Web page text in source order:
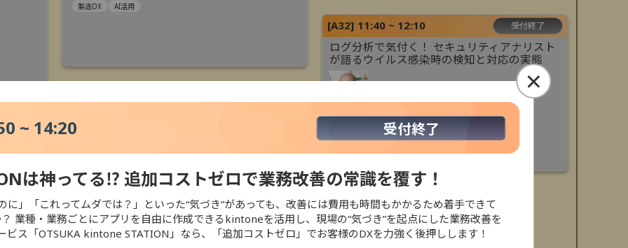
製造DX AI活用
[A32] 11:40 ~ 12:10 受付終了
ログ分析で気付く！ セキュリティアナリスト
が語るウイルス感染時の検知と対応の実態
株式会社大塚商会
株式会社大塚商会
石井 茉里麻
セキュリティ対策
データ活用 業務DX 人手不足対策
セキュリティ対策
~ 14:20 受付終了
は神ってる⁉ 追加コストゼロで業務改善の常識を覆す！
」「これってムダでは？」といった“気づき”があっても、改善には費用も時間もかかるため着手できて
業種・業務ごとにアプリを自由に作成できるkintoneを活用し、現場の“気づき”を起点にした業務改善を
ス「OTSUKA kintone STATION」なら、「追加コストゼロ」でお客様のDXを力強く後押しします！
×